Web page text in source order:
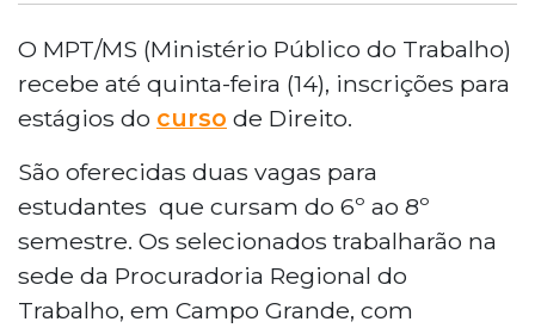
O MPT/MS (Ministério Público do Trabalho)
recebe até quinta-feira (14), inscrições para
estágios do curso de Direito.
São oferecidas duas vagas para
estudantes que cursam do 6º ao 8º
semestre. Os selecionados trabalharão na
sede da Procuradoria Regional do
Trabalho, em Campo Grande, com